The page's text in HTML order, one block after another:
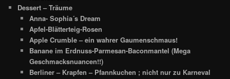
Dessert – Träume
Anna- Sophia´s Dream
Apfel-Blätterteig-Rosen
Apple Crumble – ein wahrer Gaumenschmaus!
Banane im Erdnuss-Parmesan-Baconmantel (Mega
Geschmacksnuancen!!)
Berliner – Krapfen – Pfannkuchen ; nicht nur zu Karneval